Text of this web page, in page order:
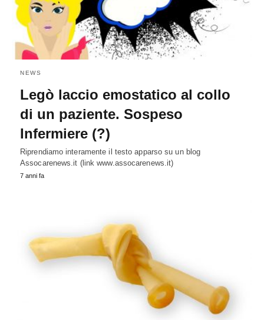
NEWS
Legò laccio emostatico al collo
di un paziente. Sospeso
Infermiere (?)
Riprendiamo interamente il testo apparso su un blog
Assocarenews.it (link www.assocarenews.it)
7 anni fa